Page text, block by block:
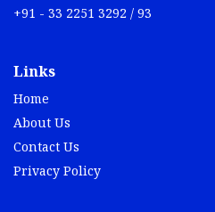
+91 - 33 2251 3292 / 93
Links
Home
About Us
Contact Us
Privacy Policy